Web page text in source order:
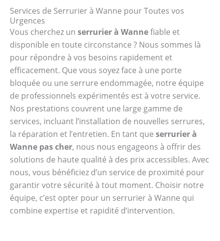
Services de Serrurier à Wanne pour Toutes vos
Urgences
Vous cherchez un serrurier à Wannefiable et
disponible en toute circonstance ? Nous sommes là
pour répondre à vos besoins rapidement et
efficacement. Que vous soyez face à une porte
bloquée ou une serrure endommagée, notre équipe
de professionnels expérimentés est à votre service.
Nos prestations couvrent une large gamme de
services, incluant l’installation de nouvelles serrures,
la réparation et l’entretien. En tant que serrurier à
Wanne pas cher, nous nous engageons à offrir des
solutions de haute qualité à des prix accessibles. Avec
nous, vous bénéficiez d’un service de proximité pour
garantir votre sécurité à tout moment. Choisir notre
équipe, c’est opter pour un serrurier à Wanne qui
combine expertise et rapidité d’intervention.